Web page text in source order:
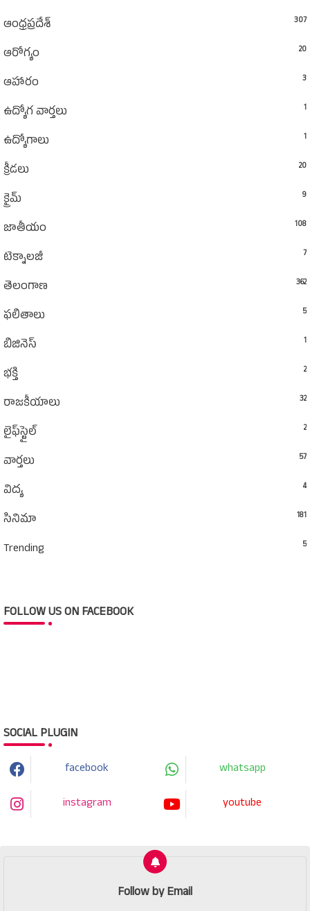
ఆంధ్రప్రదేశ్‌ 307
ఆరోగ్యం 20
ఆహారం 3
ఉద్యోగ వార్తలు 1
ఉద్యోగాలు 1
క్రీడలు 20
క్రైమ్ 9
జాతీయం 108
టెక్నాలజీ 7
తెలంగాణ 362
ఫలితాలు 5
బిజినెస్ 1
భక్తి 2
రాజకీయాలు 32
లైఫ్‌స్టైల్‌ 2
వార్తలు 57
విద్య 4
సినిమా 181
Trending 5
FOLLOW US ON FACEBOOK
SOCIAL PLUGIN
facebook whatsapp
instagram youtube
Follow by Email